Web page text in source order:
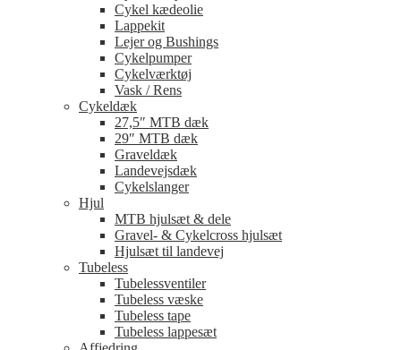
Cykel kædeolie
Lappekit
Lejer og Bushings
Cykelpumper
Cykelværktøj
Vask / Rens
Cykeldæk
27,5″ MTB dæk
29″ MTB dæk
Graveldæk
Landevejsdæk
Cykelslanger
Hjul
MTB hjulsæt & dele
Gravel- & Cykelcross hjulsæt
Hjulsæt til landevej
Tubeless
Tubelessventiler
Tubeless væske
Tubeless tape
Tubeless lappesæt